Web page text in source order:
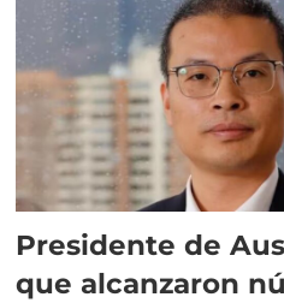
Presidente de
que alcanzaron